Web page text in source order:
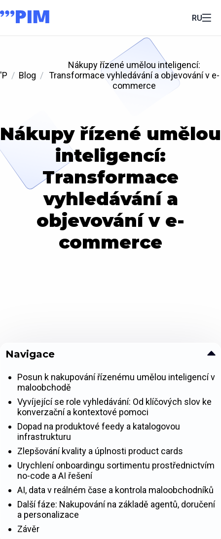
RU
'P Blog
Nákupy řízené umělou inteligencí:
Transformace vyhledávání a objevování v e-
commerce
Nákupy řízené umělou
inteligencí:
Transformace
vyhledávání a
objevování v e-
commerce
Navigace
Posun k nakupování řízenému umělou inteligencí v
maloobchodě
Vyvíjející se role vyhledávání: Od klíčových slov ke
konverzační a kontextové pomoci
Dopad na produktové feedy a katalogovou
infrastrukturu
Zlepšování kvality a úplnosti product cards
Urychlení onboardingu sortimentu prostřednictvím
no-code a AI řešení
AI, data v reálném čase a kontrola maloobchodníků
Další fáze: Nakupování na základě agentů, doručení
a personalizace
Závěr